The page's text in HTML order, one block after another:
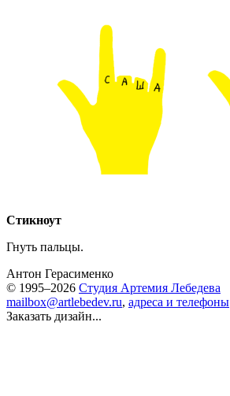
Стикноут
Гнуть пальцы.
Антон Герасименко
© 1995–2026 Студия Артемия Лебедева
mailbox@artlebedev.ru, адреса и телефоны
Заказать дизайн...